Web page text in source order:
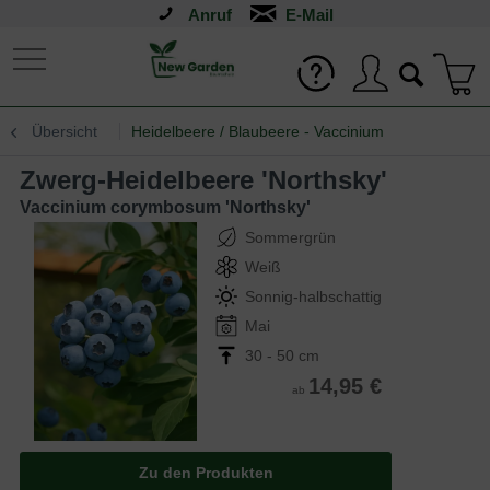
Anruf
Übersicht Heidelbeere / Blaubeere - Vaccinium
Zwerg-Heidelbeere 'Northsky'
Vaccinium corymbosum 'Northsky'
Sommergrün
Weiß
Sonnig-halbschattig
Mai
30 - 50 cm
ab 14,95 €
Zu den Produkten